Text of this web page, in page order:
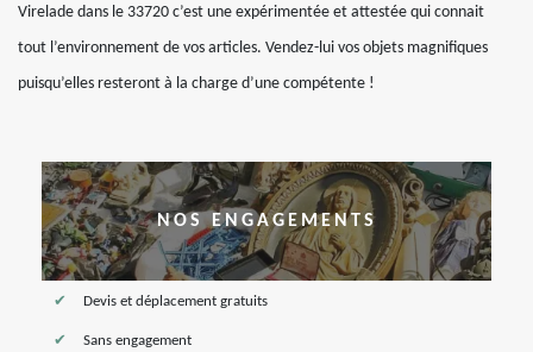
Virelade dans le 33720 c’est une expérimentée et attestée qui connait
tout l’environnement de vos articles. Vendez-lui vos objets magnifiques
puisqu’elles resteront à la charge d’une compétente !
NOS ENGAGEMENTS
Devis et déplacement gratuits
Sans engagement